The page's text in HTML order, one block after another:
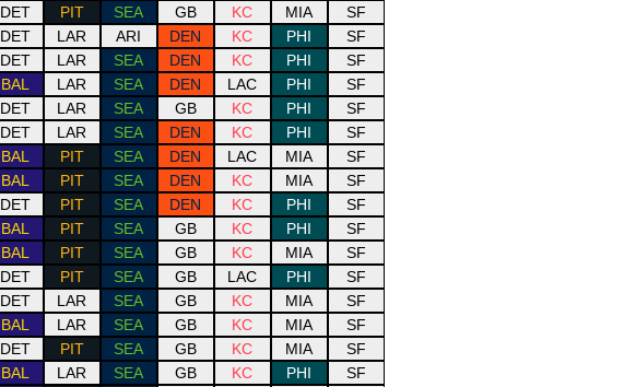
DET PIT SEA GB KC MIA SF
DET LAR ARI DEN KC PHI SF
DET LAR SEA DEN KC PHI SF
BAL LAR SEA DEN LAC PHI SF
DET LAR SEA GB KC PHI SF
DET LAR SEA DEN KC PHI SF
BAL PIT SEA DEN LAC MIA SF
BAL PIT SEA DEN KC MIA SF
DET PIT SEA DEN KC PHI SF
BAL PIT SEA GB KC PHI SF
BAL PIT SEA GB KC MIA SF
DET PIT SEA GB LAC PHI SF
DET LAR SEA GB KC MIA SF
BAL LAR SEA GB KC MIA SF
DET PIT SEA GB KC MIA SF
BAL LAR SEA GB KC PHI SF